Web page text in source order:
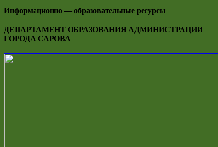
Информационно — образовательные ресурсы
ДЕПАРТАМЕНТ ОБРАЗОВАНИЯ АДМИНИСТРАЦИИ
ГОРОДА САРОВА